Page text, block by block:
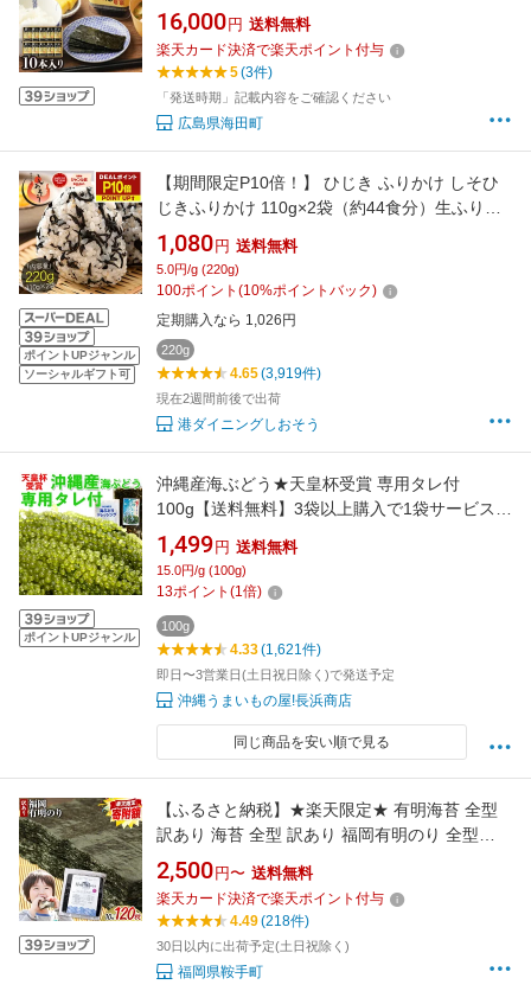
10本セット 国産 広島牡蠣 だし ご飯のお供 家
庭用 贈答 ギフト 高級【1652632】
16,000 円 送料無料
楽天カード決済で楽天ポイント付与
5(3件)
「発送時期」記載内容をご確認ください
広島県海田町
ポイントUPジャンル
ソーシャルギフト可
【期間限定P10倍！】 ひじき ふりかけ しそひ
じきふりかけ 110g×2袋（約44食分）生ふりか
け 送料無料 ポイント消化 ひじきふりかけ おに
ぎり しそひじき ご飯のお供 ヒジキ ギフト グル
メ 健康食品 食品 食べ物 お中元 御中元
1,080 円 送料無料
5.0円/g (220g)
100ポイント (10%ポイントバック)
定期購入なら 1,026円
220g
4.65(3,919件)
現在2週間前後で出荷
港ダイニングしおそう
ポイントUPジャンル
沖縄産海ぶどう★天皇杯受賞 専用タレ付
100g【送料無料】3袋以上購入で1袋サービスク
ビレヅタ 送料無料市場 ギフト うみぶどう 新鮮
ぷちぷち食感 お取り寄せ 低カロリー おすすめ
沖縄グルメ 海藻サラダ 沖縄土産 楽天 直送 販売
1,499 円 送料無料
15.0円/g (100g)
13ポイント (1倍)
100g
4.33(1,621件)
即日〜3営業日(土日祝日除く)で発送予定
沖縄うまいもの屋!長浜商店
同じ商品を安い順で見る
【ふるさと納税】★楽天限定★ 有明海苔 全型
訳あり 海苔 全型 訳あり 福岡有明のり 全型
《出荷時期をお選びください》海苔 ふるさと納
税 海苔 全型 有明 訳あり 海苔 高レビュー 大容
量 国産 おにぎり 手巻き 寿司 訳アリ わけあり
ワケアリ ご飯のお供 のり
2,500 円〜 送料無料
楽天カード決済で楽天ポイント付与
4.49(218件)
30日以内に出荷予定(土日祝除く)
福岡県鞍手町